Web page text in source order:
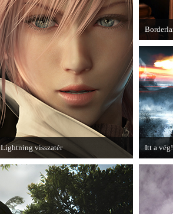
2013.
Lightning visszatér
Megjött a Lightning Returns: Final
Fantasy XIII című játék első hivatalos
Itt a vég!